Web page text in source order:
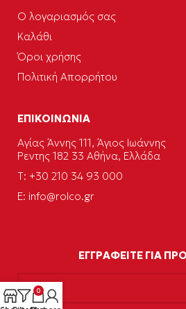
Ο λογαριασμός σας
Καλάθι
Όροι χρήσης
Πολιτική Απορρήτου
ΕΠΙΚΟΙΝΩΝΙΑ
Αγίας Άννης 111, Άγιος Ιωάννης
Ρεντης 182 33 Αθήνα, Ελλάδα
Τ: +30 210 34 93 000
E: info@rolco.gr
ΕΓΓΡΑΦΕΙΤΕ ΓΙΑ
0